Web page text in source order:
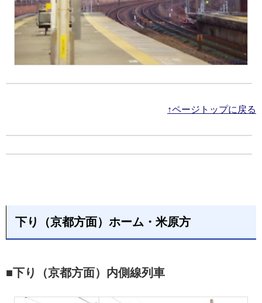
↑ページトップに戻る
下り（京都方面）ホーム・米原方
■下り（京都方面）内側線列車